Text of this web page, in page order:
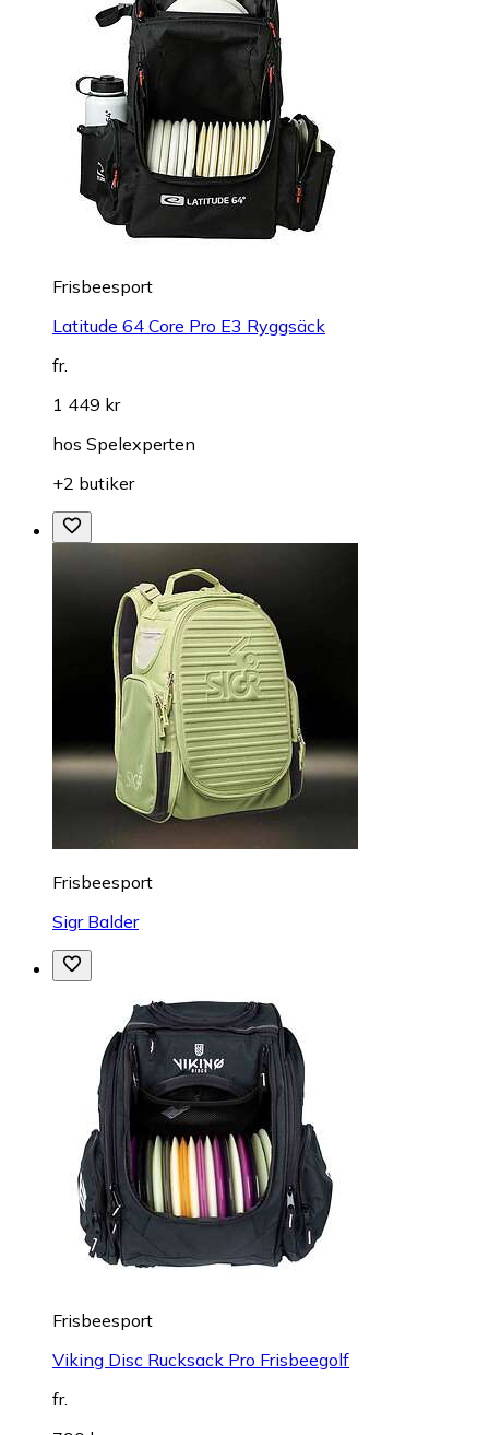
Frisbeesport
Latitude 64 Core Pro E3 Ryggsäck
fr.
1 449 kr
hos Spelexperten
+2 butiker
Frisbeesport
Sigr Balder
Frisbeesport
Viking Disc Rucksack Pro Frisbeegolf
fr.